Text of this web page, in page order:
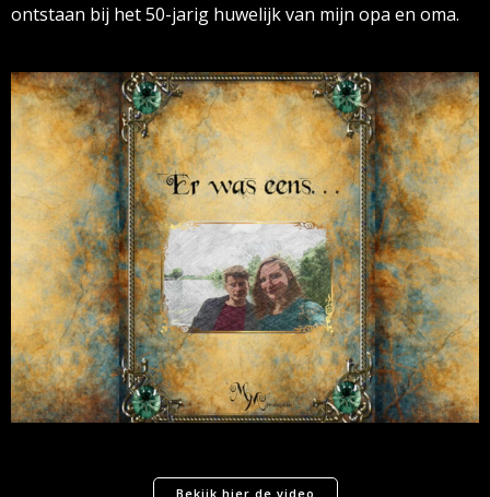
ontstaan bij het 50-jarig huwelijk van mijn opa en oma.
Bekijk hier de video